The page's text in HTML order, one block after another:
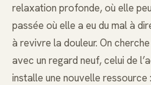
relaxation profonde, où elle
passée où elle a eu du mal à
à revivre la douleur. On
avec un regard neuf, celui de
installe une nouvelle ressource